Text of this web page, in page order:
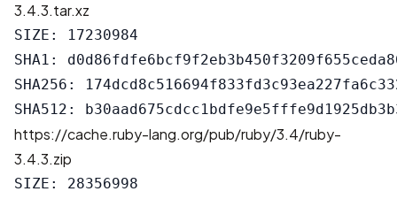
3.4.3.tar.xz
SIZE: 17230984
SHA1:
SHA256:
https://cache.ruby-lang.org/pub/ruby/3.4/ruby-
3.4.3.zip
SIZE: 28356998